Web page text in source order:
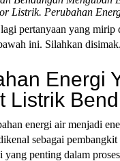
Listrik. Perubahan
pertanyaan yang mirip
ini. Silahkan disimak.
Energi
Listrik
energi air menjadi
sebagai
yang penting dalam